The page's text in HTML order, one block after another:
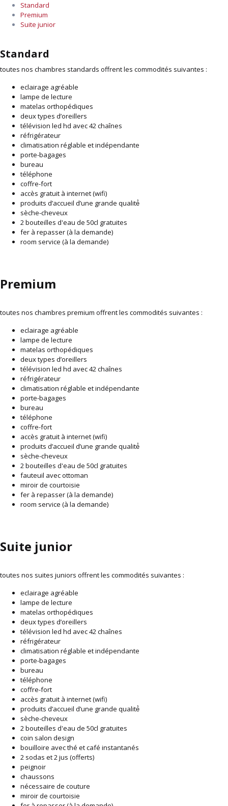
Standard
Premium
Suite junior
Standard
toutes nos chambres standards offrent les commodités suivantes :
eclairage agréable
lampe de lecture
matelas orthopédiques
deux types d’oreillers
télévision led hd avec 42 chaînes
réfrigérateur
climatisation réglable et indépendante
porte-bagages
bureau
téléphone
coffre-fort
accès gratuit à internet (wifi)
produits d’accueil d’une grande qualité́
sèche-cheveux
2 bouteilles d'eau de 50cl gratuites
fer à repasser (à la demande)
room service (à la demande)
Premium
toutes nos chambres premium offrent les commodités suivantes :
eclairage agréable
lampe de lecture
matelas orthopédiques
deux types d’oreillers
télévision led hd avec 42 chaînes
réfrigérateur
climatisation réglable et indépendante
porte-bagages
bureau
téléphone
coffre-fort
accès gratuit à internet (wifi)
produits d’accueil d’une grande qualité́
sèche-cheveux
2 bouteilles d'eau de 50cl gratuites
fauteuil avec ottoman
miroir de courtoisie
fer à repasser (à la demande)
room service (à la demande)
Suite junior
toutes nos suites juniors offrent les commodités suivantes :
eclairage agréable
lampe de lecture
matelas orthopédiques
deux types d’oreillers
télévision led hd avec 42 chaînes
réfrigérateur
climatisation réglable et indépendante
porte-bagages
bureau
téléphone
coffre-fort
accès gratuit à internet (wifi)
produits d’accueil d’une grande qualité́
sèche-cheveux
2 bouteilles d'eau de 50cl gratuites
coin salon design
bouilloire avec thé et café instantanés
2 sodas et 2 jus (offerts)
peignoir
chaussons
nécessaire de couture
miroir de courtoisie